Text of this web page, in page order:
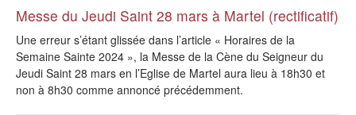
Messe du Jeudi Saint 28 mars à Martel (rectificatif)
Une erreur s’étant glissée dans l’article « Horaires de la
Semaine Sainte 2024 », la Messe de la Cène du Seigneur du
Jeudi Saint 28 mars en l’Eglise de Martel aura lieu à 18h30 et
non à 8h30 comme annoncé précédemment.